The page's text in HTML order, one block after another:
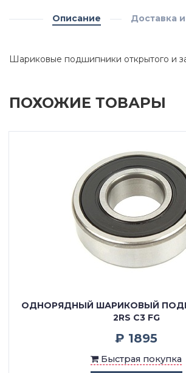
Описание Доставка
Шариковые подшипники открытого и
ПОХОЖИЕ ТОВАРЫ
ОДНОРЯДНЫЙ ШАРИКОВЫЙ
2RS C3 FG
₽ 1895
Быстрая покупка